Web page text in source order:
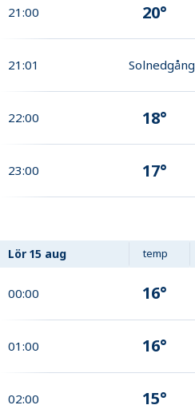
21:00 20°
21:01 Solnedgång
22:00 18°
23:00 17°
Lör 15 aug temp
00:00 16°
01:00 16°
02:00 15°